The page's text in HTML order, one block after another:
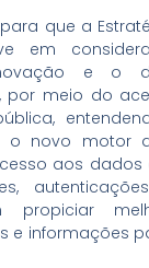
que a
em
e o
por meio do
novo motor
aos dados
propiciar
e informações